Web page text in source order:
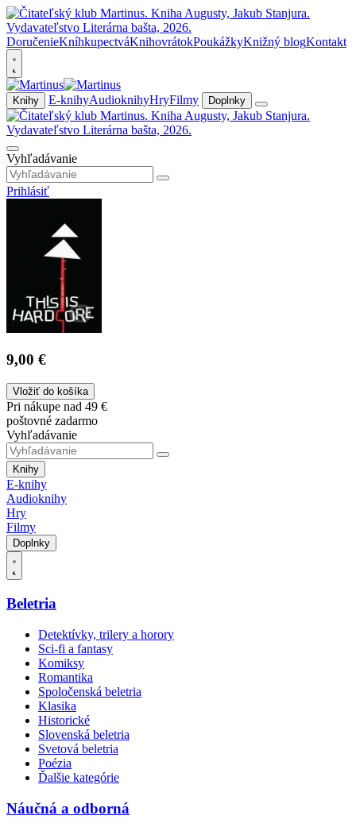
DoručenieKníhkupectváKnihovrátokPoukážkyKnižný blogKontakt
Knihy E-knihyAudioknihyHryFilmy Doplnky
Vyhľadávanie
Prihlásiť
9,00 €
Vložiť do košíka
Pri nákupe nad 49 €
poštovné zadarmo
Vyhľadávanie
Knihy
E-knihy
Audioknihy
Hry
Filmy
Doplnky
Beletria
Detektívky, trilery a horory
Sci-fi a fantasy
Komiksy
Romantika
Spoločenská beletria
Klasika
Historické
Slovenská beletria
Svetová beletria
Poézia
Ďalšie kategórie
Náučná a odborná